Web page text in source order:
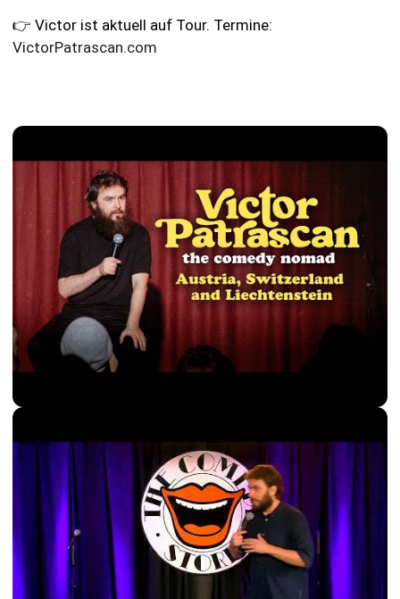
👉 Victor ist aktuell auf Tour. Termine:
VictorPatrascan.com
Datenschutzerklärungund die
Datenschutzhinweise.
Ich stimme zu
▶ Video laden